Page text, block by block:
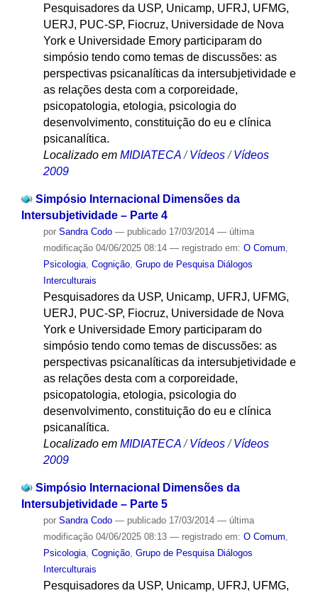
Pesquisadores da USP, Unicamp, UFRJ, UFMG,
UERJ, PUC-SP, Fiocruz, Universidade de Nova
York e Universidade Emory participaram do
simpósio tendo como temas de discussões: as
perspectivas psicanalíticas da intersubjetividade e
as relações desta com a corporeidade,
psicopatologia, etologia, psicologia do
desenvolvimento, constituição do eu e clínica
psicanalítica.
Localizado em MIDIATECA /Vídeos /Vídeos
2009
Simpósio Internacional Dimensões da
Intersubjetividade – Parte 4
por Sandra Codo — publicado17/03/2014 — última
modificação04/06/2025 08:14 — registrado em: O Comum
Psicologia, Cognição, Grupo de Pesquisa Diálogos
Interculturais
Pesquisadores da USP, Unicamp, UFRJ, UFMG,
UERJ, PUC-SP, Fiocruz, Universidade de Nova
York e Universidade Emory participaram do
simpósio tendo como temas de discussões: as
perspectivas psicanalíticas da intersubjetividade e
as relações desta com a corporeidade,
psicopatologia, etologia, psicologia do
desenvolvimento, constituição do eu e clínica
psicanalítica.
Localizado em MIDIATECA /Vídeos /Vídeos
2009
Simpósio Internacional Dimensões da
Intersubjetividade – Parte 5
por Sandra Codo — publicado17/03/2014 — última
modificação04/06/2025 08:13 — registrado em: O Comum
Psicologia, Cognição, Grupo de Pesquisa Diálogos
Interculturais
Pesquisadores da USP, Unicamp, UFRJ, UFMG,